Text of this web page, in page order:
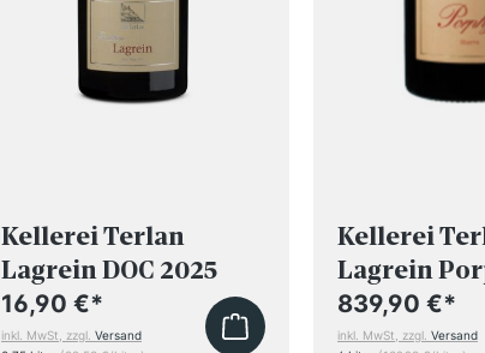
Kellerei Terlan
Lagrein DOC 2025
16,90 €*
inkl. MwSt, zzgl. Versand
Kellerei
Lagrein
2023 6 Liter
Holzkiste
839,90 €*
inkl. MwSt, zzgl. Versand